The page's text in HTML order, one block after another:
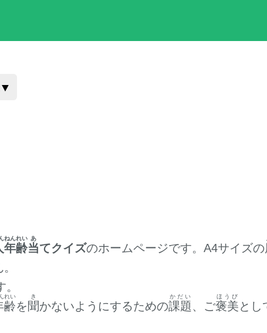
▼
年齢
ねんれい
当
あ
てクイズのホームページです。A4サイズの
齢
れい
を聞
き
かないようにするための課題
かだい
、ご褒美
ほうび
とし